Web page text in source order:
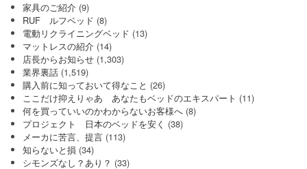
家具のご紹介 (9)
RUF ルフベッド (8)
電動リクライニングベッド (13)
マットレスの紹介 (14)
店長からお知らせ (1,303)
業界裏話 (1,519)
購入前に知っておいて得なこと (26)
ここだけ抑えりゃあ あなたもベッドのエキスパート (11)
何を買っていいのかわからないお客様へ (8)
プロジェクト 日本のベッドを安く (38)
メーカに苦言、提言 (113)
知らないと損 (34)
シモンズなし？あり？ (33)